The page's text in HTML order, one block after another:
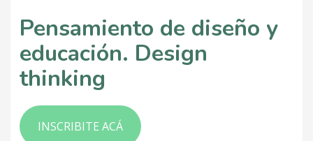
Pensamiento de diseño y
educación. Design
thinking
INSCRIBITE ACÁ